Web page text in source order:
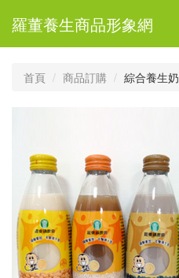
羅董養生商品形象網
首頁 商品訂購 綜合養生奶